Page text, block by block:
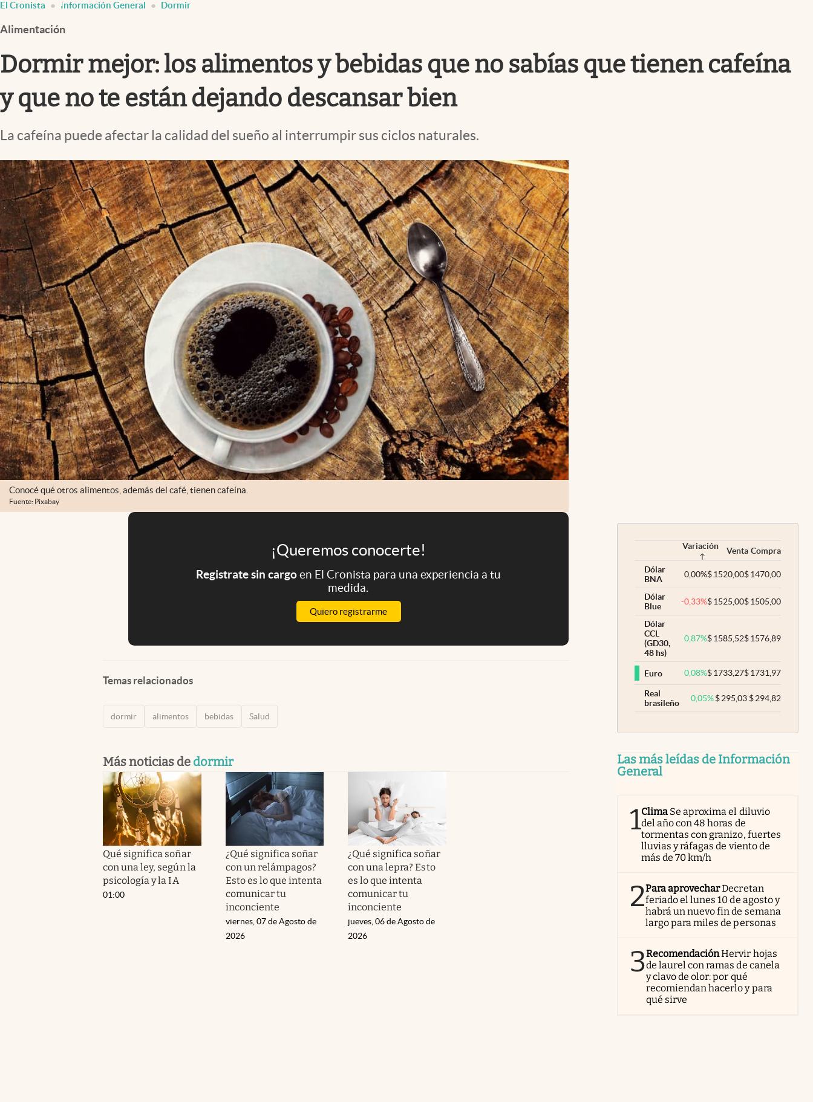
Infotechnology
Clase
Clima
Mundial 2026
Eventos Corporativos
abre en nueva pestaña
El Cronista Información General Dormir
Alimentación
Dormir mejor: los alimentos y bebidas que no sabías que tienen cafeína
y que no te están dejando descansar bien
La cafeína puede afectar la calidad del sueño al interrumpir sus ciclos naturales.
Conocé qué otros alimentos, además del café, tienen cafeína.
Fuente: Pixabay
¡Queremos conocerte!
Registrate sin cargoen El Cronista para una experiencia a tu
medida.
Quiero registrarme
Temas relacionados
dormir alimentos bebidas Salud
Más noticias de dormir
Qué significa soñar
con una ley, según la
psicología y la IA
01:00
¿Qué significa soñar
con un relámpagos?
Esto es lo que intenta
comunicar tu
inconciente
viernes, 07 de Agosto de
2026
¿Qué significa soñar
con una lepra? Esto
es lo que intenta
comunicar tu
inconciente
jueves, 06 de Agosto de
2026
Variación Venta Compra
Dólar
BNA
0,00%$1520,00$1470,00
Dólar
Blue
-0,33%$1525,00$1505,00
Dólar
CCL
(GD30,
48 hs)
0,87%$1585,52$1576,89
Euro 0,08%$1733,27$1731,97
Real
brasileño
0,05% $295,03 $294,82
Las más leídas de Información
General
1Clima Se aproxima el diluvio
del año con 48 horas de
tormentas con granizo, fuertes
lluvias y ráfagas de viento de
más de 70 km/h
2Para aprovecharDecretan
feriado el lunes 10 de agosto y
habrá un nuevo fin de semana
largo para miles de personas
3RecomendaciónHervir hojas
de laurel con ramas de canela
y clavo de olor: por qué
recomiendan hacerlo y para
qué sirve